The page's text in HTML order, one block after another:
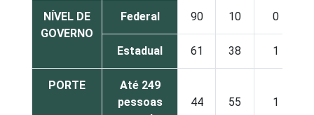
NÍVEL DE
GOVERNO
Federal 90 10 0
Estadual 61 38 1
PORTE
Até 249
pessoas
44 55 1